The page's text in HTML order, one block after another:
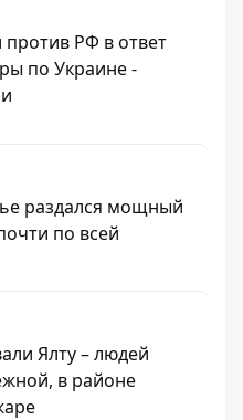
РФ в ответ
по Украине -
раздался мощный
по всей
Ялту – людей
в районе